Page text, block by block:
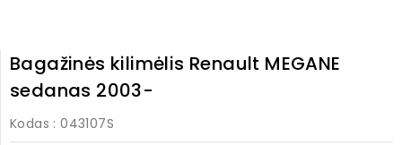
Bagažinės kilimėlis Renault MEGANE
sedanas 2003-
Kodas : 043107S